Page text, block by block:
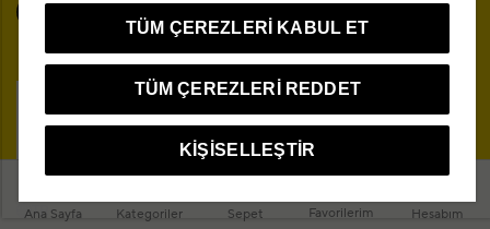
Ana Sayfa Kategoriler Sepet Favorilerim Hesabım
Çerez Yönetim Paneli
TR
TÜM ÇEREZLERI KABUL ET
TÜM ÇEREZLERI REDDET
KIŞISELLEŞTIR